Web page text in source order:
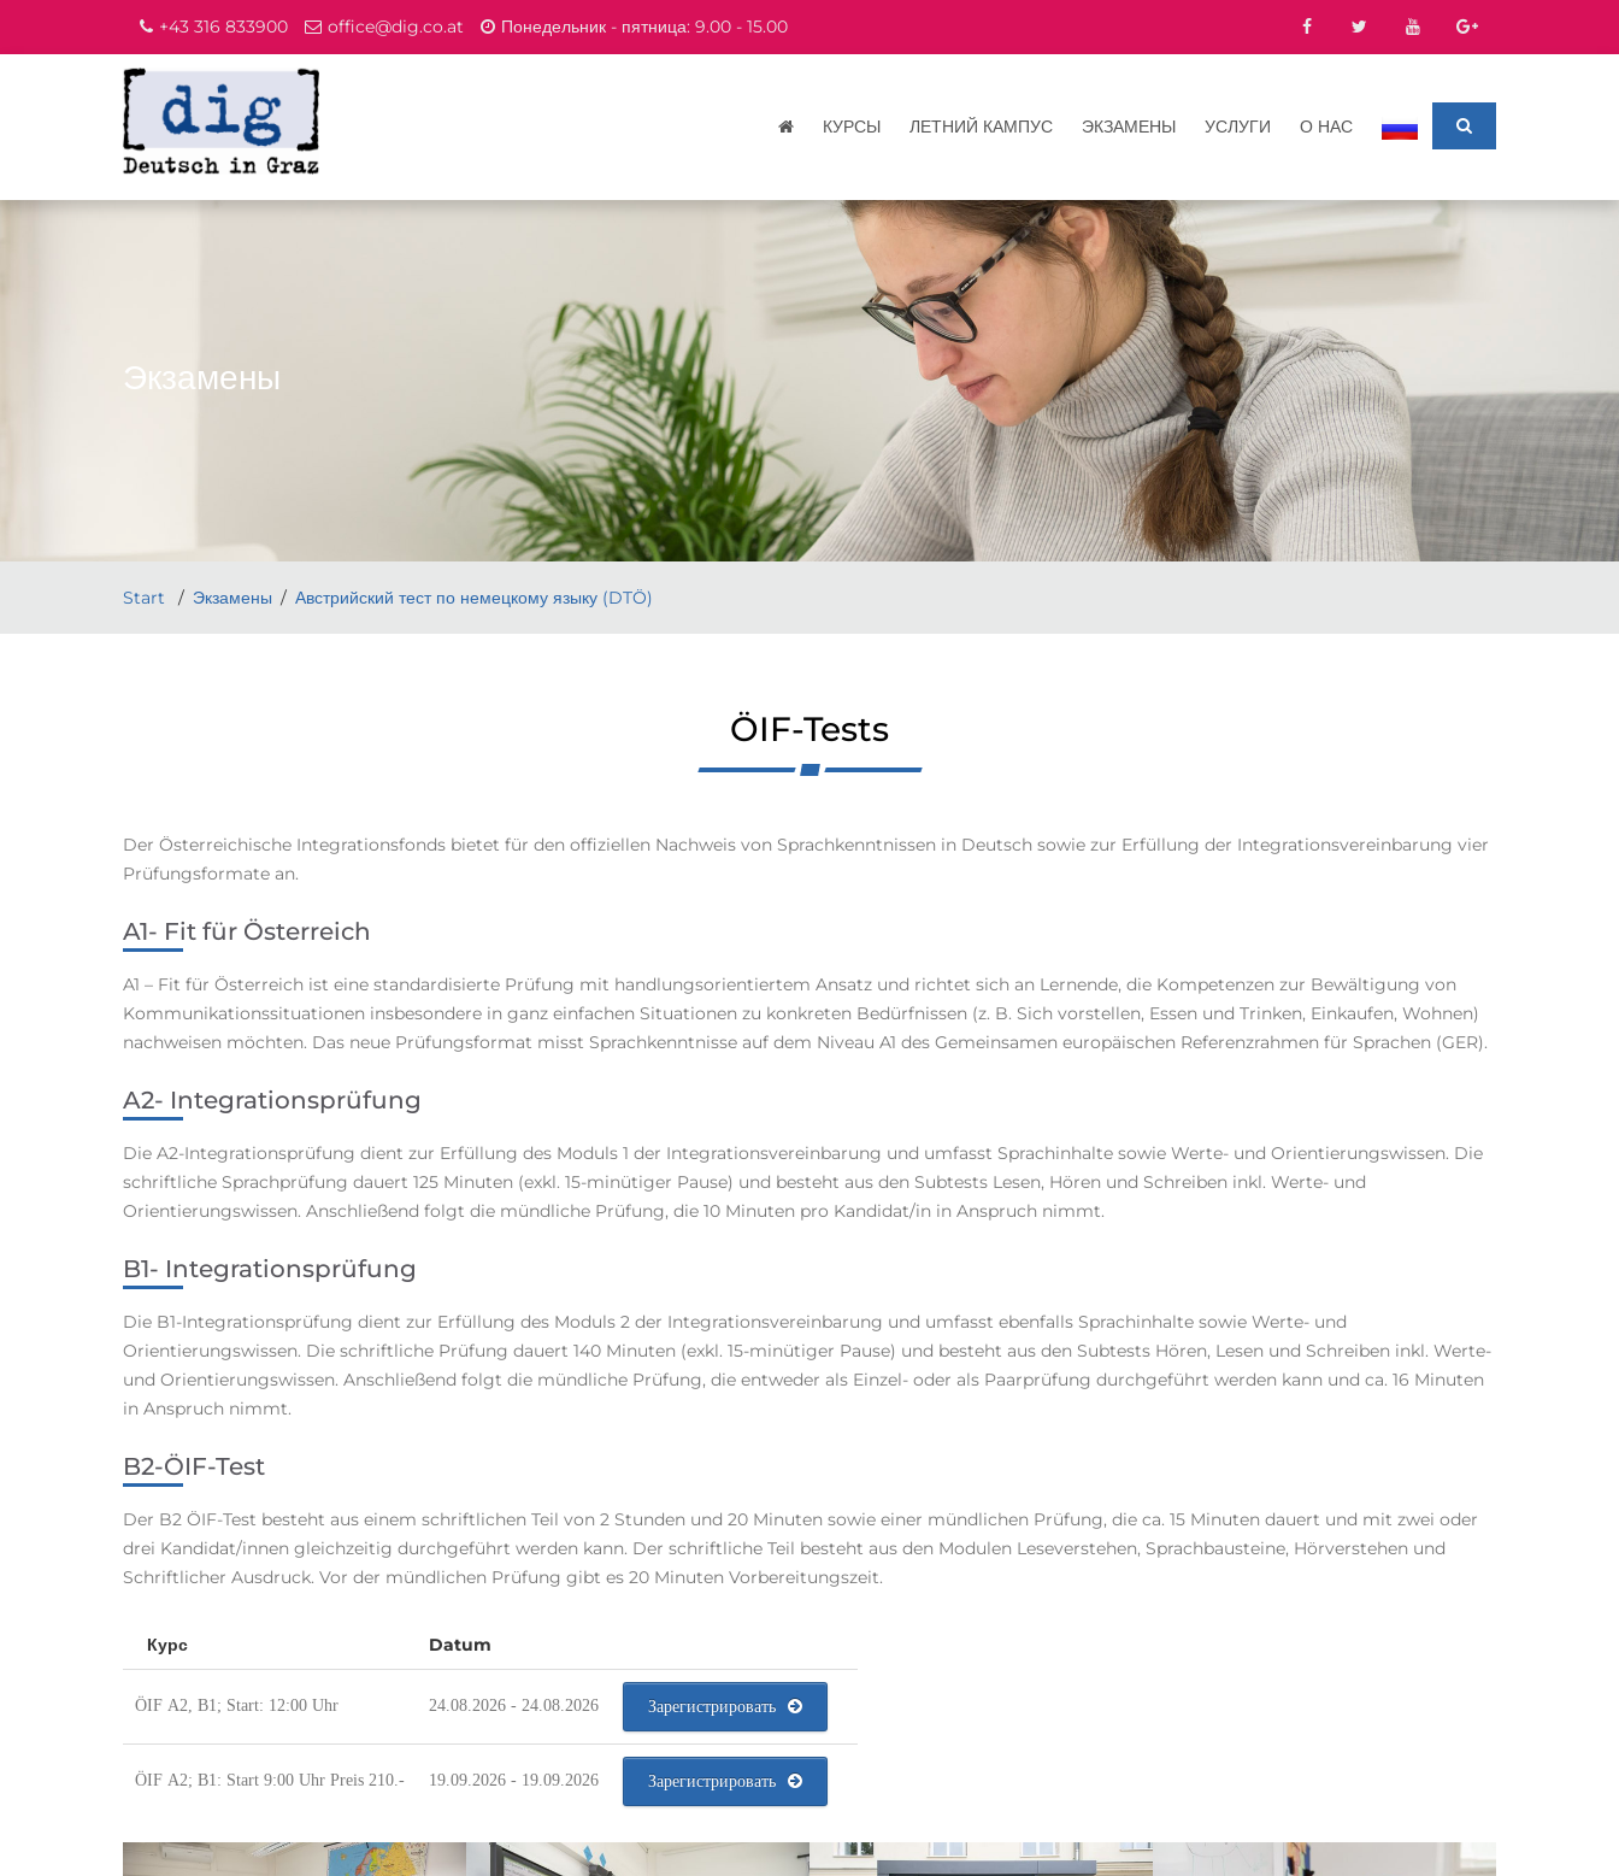
+43 316 833900 office@dig.co.at Понедельник - пятница: 9.00 - 15.00
КУРСЫ ЛЕТНИЙ КАМПУС ЭКЗАМЕНЫ УСЛУГИ О НАС
Экзамены
Start Экзамены Австрийский тест по немецкому языку (DTÖ)
ÖIF-Tests
Der Österreichische Integrationsfonds bietet für den offiziellen Nachweis von Sprachkenntnissen in Deutsch sowie zur Erfüllung der Integrationsvereinbarung vier
Prüfungsformate an.
A1- Fit für Österreich
A1 – Fit für Österreich ist eine standardisierte Prüfung mit handlungsorientiertem Ansatz und richtet sich an Lernende, die Kompetenzen zur Bewältigung von
Kommunikationssituationen insbesondere in ganz einfachen Situationen zu konkreten Bedürfnissen (z. B. Sich vorstellen, Essen und Trinken, Einkaufen, Wohnen)
nachweisen möchten. Das neue Prüfungsformat misst Sprachkenntnisse auf dem Niveau A1 des Gemeinsamen europäischen Referenzrahmen für Sprachen (GER).
A2- Integrationsprüfung
Die A2-Integrationsprüfung dient zur Erfüllung des Moduls 1 der Integrationsvereinbarung und umfasst Sprachinhalte sowie Werte- und Orientierungswissen. Die
schriftliche Sprachprüfung dauert 125 Minuten (exkl. 15-minütiger Pause) und besteht aus den Subtests Lesen, Hören und Schreiben inkl. Werte- und
Orientierungswissen. Anschließend folgt die mündliche Prüfung, die 10 Minuten pro Kandidat/in in Anspruch nimmt.
B1- Integrationsprüfung
Die B1-Integrationsprüfung dient zur Erfüllung des Moduls 2 der Integrationsvereinbarung und umfasst ebenfalls Sprachinhalte sowie Werte- und
Orientierungswissen. Die schriftliche Prüfung dauert 140 Minuten (exkl. 15-minütiger Pause) und besteht aus den Subtests Hören, Lesen und Schreiben inkl. Werte-
und Orientierungswissen. Anschließend folgt die mündliche Prüfung, die entweder als Einzel- oder als Paarprüfung durchgeführt werden kann und ca. 16 Minuten
in Anspruch nimmt.
B2-ÖIF-Test
Der B2 ÖIF-Test besteht aus einem schriftlichen Teil von 2 Stunden und 20 Minuten sowie einer mündlichen Prüfung, die ca. 15 Minuten dauert und mit zwei oder
drei Kandidat/innen gleichzeitig durchgeführt werden kann. Der schriftliche Teil besteht aus den Modulen Leseverstehen, Sprachbausteine, Hörverstehen und
Schriftlicher Ausdruck. Vor der mündlichen Prüfung gibt es 20 Minuten Vorbereitungszeit.
Курс Datum
ÖIF A2, B1; Start: 12:00 Uhr 24.08.2026 - 24.08.2026 Зарегистрировать
ÖIF A2; B1: Start 9:00 Uhr Preis 210.- 19.09.2026 - 19.09.2026 Зарегистрировать